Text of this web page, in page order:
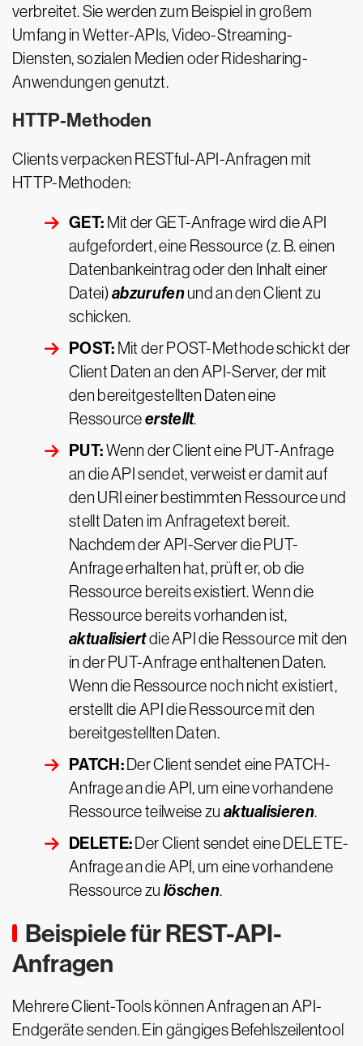
verbreitet. Sie werden zum Beispiel in großem
Umfang in Wetter-APIs, Video-Streaming-
Diensten, sozialen Medien oder Ridesharing-
Anwendungen genutzt.
HTTP-Methoden
Clients verpacken RESTful-API-Anfragen mit
HTTP-Methoden:
GET: Mit der GET-Anfrage wird die API
aufgefordert, eine Ressource (z. B. einen
Datenbankeintrag oder den Inhalt einer
Datei)abzurufenund an den Client zu
schicken.
POST: Mit der POST-Methode schickt der
Client Daten an den API-Server, der mit
den bereitgestellten Daten eine
Ressourceerstellt.
PUT:Wenn der Client eine PUT-Anfrage
an die API sendet, verweist er damit auf
den URI einer bestimmten Ressource und
stellt Daten im Anfragetext bereit.
Nachdem der API-Server die PUT-
Anfrage erhalten hat, prüft er, ob die
Ressource bereits existiert. Wenn die
Ressource bereits vorhanden ist,
aktualisiertdie API die Ressource mit den
in der PUT-Anfrage enthaltenen Daten.
Wenn die Ressource noch nicht existiert,
erstellt die API die Ressource mit den
bereitgestellten Daten.
PATCH:Der Client sendet eine PATCH-
Anfrage an die API, um eine vorhandene
Ressource teilweise zu aktualisieren.
DELETE: Der Client sendet eine DELETE-
Anfrage an die API, um eine vorhandene
Ressource zu löschen.
Beispiele für REST-API-
Anfragen
Mehrere Client-Tools können Anfragen an API-
Endgeräte senden. Ein gängiges Befehlszeilentool